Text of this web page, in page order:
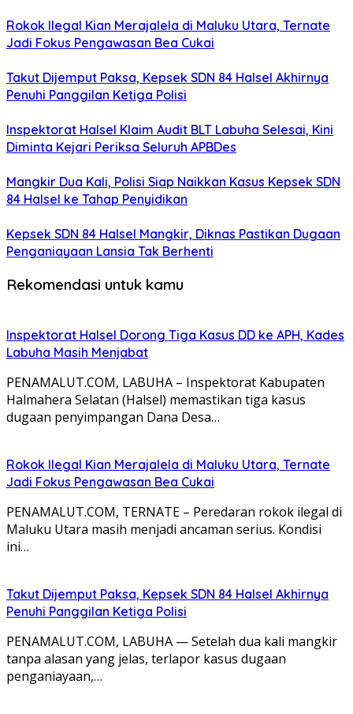
Rokok Ilegal Kian Merajalela di Maluku Utara, Ternate
Jadi Fokus Pengawasan Bea Cukai
Takut Dijemput Paksa, Kepsek SDN 84 Halsel Akhirnya
Penuhi Panggilan Ketiga Polisi
Inspektorat Halsel Klaim Audit BLT Labuha Selesai, Kini
Diminta Kejari Periksa Seluruh APBDes
Mangkir Dua Kali, Polisi Siap Naikkan Kasus Kepsek SDN
84 Halsel ke Tahap Penyidikan
Kepsek SDN 84 Halsel Mangkir, Diknas Pastikan Dugaan
Penganiayaan Lansia Tak Berhenti
Rekomendasi untuk kamu
Inspektorat Halsel Dorong Tiga Kasus DD ke APH, Kades
Labuha Masih Menjabat
PENAMALUT.COM, LABUHA – Inspektorat Kabupaten
Halmahera Selatan (Halsel) memastikan tiga kasus
dugaan penyimpangan Dana Desa…
Rokok Ilegal Kian Merajalela di Maluku Utara, Ternate
Jadi Fokus Pengawasan Bea Cukai
PENAMALUT.COM, TERNATE – Peredaran rokok ilegal di
Maluku Utara masih menjadi ancaman serius. Kondisi
ini…
Takut Dijemput Paksa, Kepsek SDN 84 Halsel Akhirnya
Penuhi Panggilan Ketiga Polisi
PENAMALUT.COM, LABUHA — Setelah dua kali mangkir
tanpa alasan yang jelas, terlapor kasus dugaan
penganiayaan,…